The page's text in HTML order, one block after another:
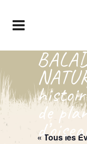
de
« Tous les